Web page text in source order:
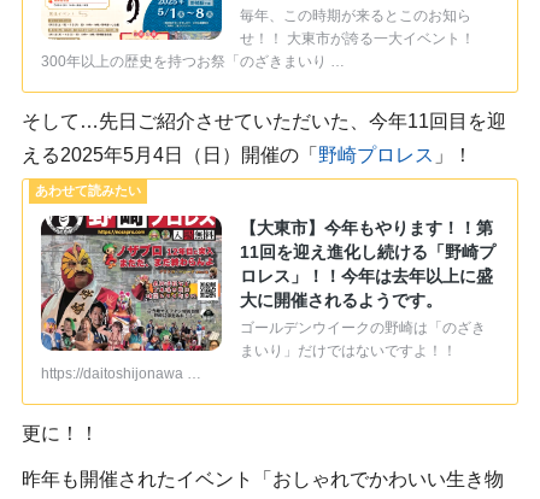
毎年、この時期が来るとこのお知ら
せ！！ 大東市が誇る一大イベント！
300年以上の歴史を持つお祭「のざきまいり …
そして…先日ご紹介させていただいた、今年11回目を迎
える2025年5月4日（日）開催の「 野崎プロレス 」！
【大東市】今年もやります！！第
11回を迎え進化し続ける「野崎プ
ロレス」！！今年は去年以上に盛
大に開催されるようです。
ゴールデンウイークの野崎は「のざき
まいり」だけではないですよ！！
https://daitoshijonawa …
更に！！
昨年も開催されたイベント「おしゃれでかわいい生き物